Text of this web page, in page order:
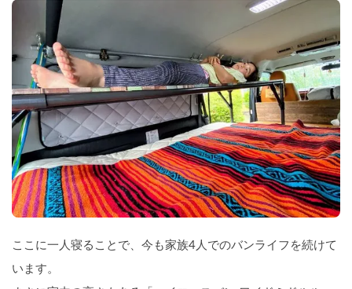
ここに一人寝ることで、今も家族4人でのバンライフを続けて
います。